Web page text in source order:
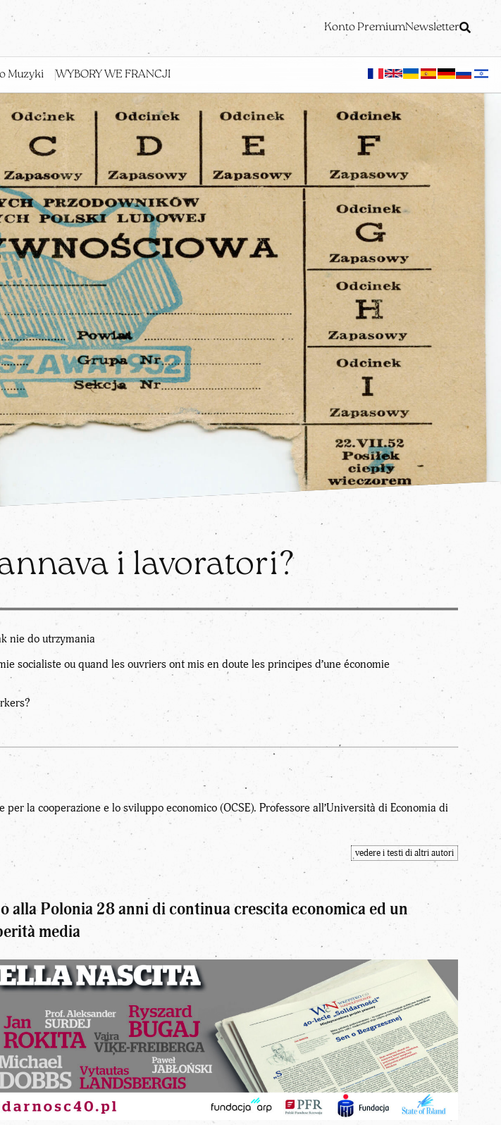
Konto PremiumNewsletter
Muzyki WYBORY WE FRANCJI
i lavoratori?
nie do utrzymania
socialiste ou quand les ouvriers ont mis en doute les principes d’une économie
per la cooperazione e lo sviluppo economico (OCSE). Professore all’Università di Economia di
vedere i testi di altri autori
Polonia 28 anni di continua crescita economica ed un
media